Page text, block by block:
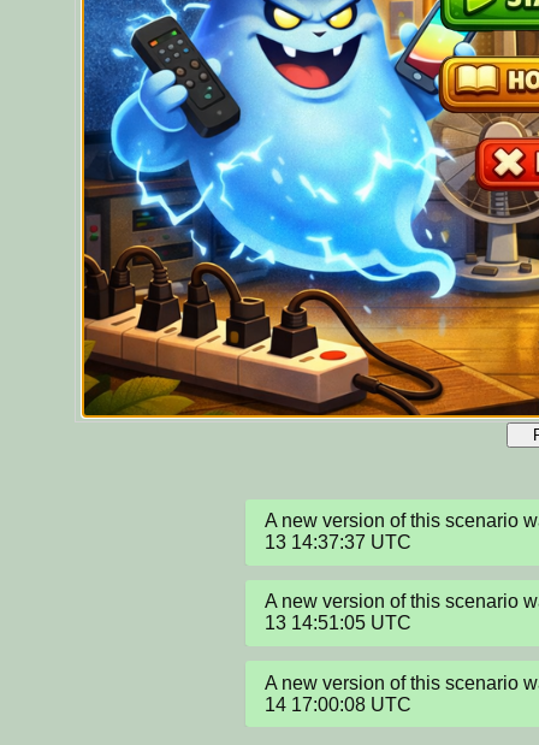
A new version of this scenario
13 14:37:37 UTC
A new version of this scenario
13 14:51:05 UTC
A new version of this scenario
14 17:00:08 UTC